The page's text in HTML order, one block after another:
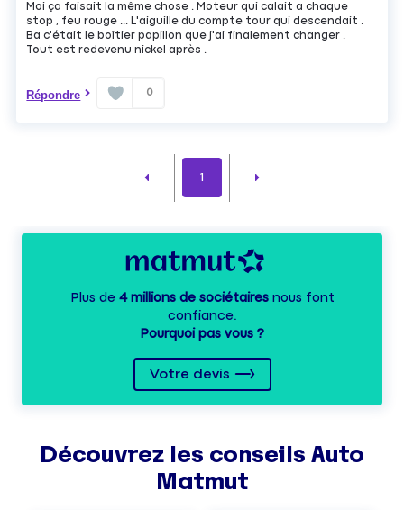
Moi ça faisait la même chose . Moteur qui calait a chaque
stop , feu rouge ... L'aiguille du compte tour qui descendait .
Ba c'était le boîtier papillon que j'ai finalement changer .
Tout est redevenu nickel après .
Répondre 0
1
Plus de 4 millions de sociétairesnous font
confiance.
Pourquoi pas vous ?
Votre devis
Découvrez les conseils Auto
Matmut